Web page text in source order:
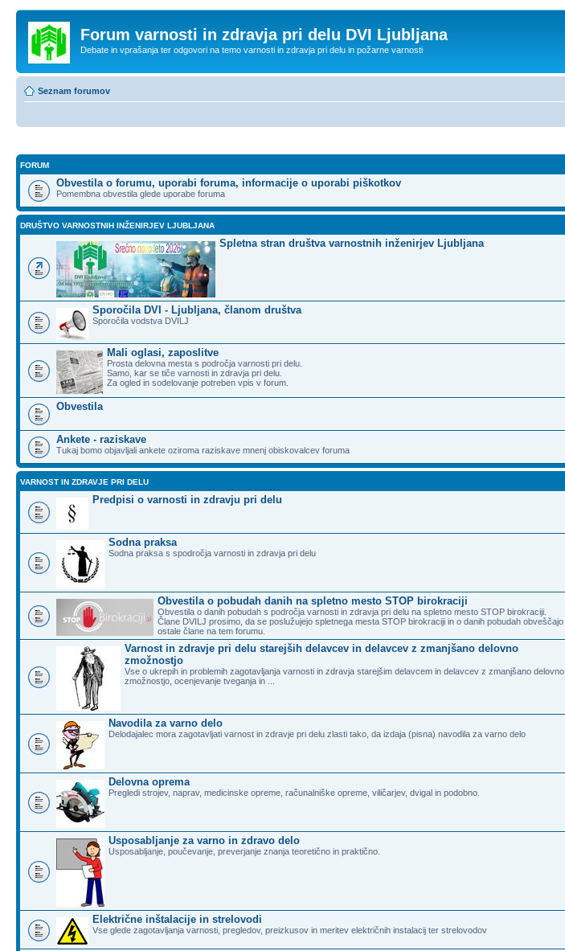
Forum varnosti in zdravja pri delu DVI Ljubljana
Debate in vprašanja ter odgovori na temo varnosti in zdravja pri delu in požarne varnosti
Seznam forumov
FORUM
Obvestila o forumu, uporabi foruma, informacije o uporabi piškotkov
Pomembna obvestila glede uporabe foruma
DRUŠTVO VARNOSTNIH INŽENIRJEV LJUBLJANA
Spletna stran društva varnostnih inženirjev Ljubljana
Sporočila DVI - Ljubljana, članom društva
Sporočila vodstva DVILJ
Mali oglasi, zaposlitve
Prosta delovna mesta s področja varnosti pri delu.
Samo, kar se tiče varnosti in zdravja pri delu.
Za ogled in sodelovanje potreben vpis v forum.
Obvestila
Ankete - raziskave
Tukaj bomo objavljali ankete oziroma raziskave mnenj obiskovalcev foruma
VARNOST IN ZDRAVJE PRI DELU
Predpisi o varnosti in zdravju pri delu
Sodna praksa
Sodna praksa s spodročja varnosti in zdravja pri delu
Obvestila o pobudah danih na spletno mesto STOP birokraciji
Obvestila o danih pobudah s področja varnosti in zdravja pri delu na spletno mesto STOP birokraciji.
Člane DVILJ prosimo, da se poslužujejo spletnega mesta STOP birokraciji in o danih pobudah obveščajo
ostale člane na tem forumu.
Varnost in zdravje pri delu starejših delavcev in delavcev z zmanjšano delovno
zmožnostjo
Vse o ukrepih in problemih zagotavljanja varnosti in zdravja starejšim delavcem in delavcev z zmanjšano delovno
zmožnostjo, ocenjevanje tveganja in ...
Navodila za varno delo
Delodajalec mora zagotavljati varnost in zdravje pri delu zlasti tako, da izdaja (pisna) navodila za varno delo
Delovna oprema
Pregledi strojev, naprav, medicinske opreme, računalniške opreme, viličarjev, dvigal in podobno.
Usposabljanje za varno in zdravo delo
Usposabljanje, poučevanje, preverjanje znanja teoretično in praktično.
Električne inštalacije in strelovodi
Vse glede zagotavljanja varnosti, pregledov, preizkusov in meritev električnih instalacij ter strelovodov